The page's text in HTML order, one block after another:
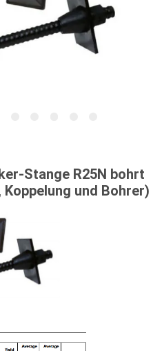
Stange R25N bohrt
und Bohrer)